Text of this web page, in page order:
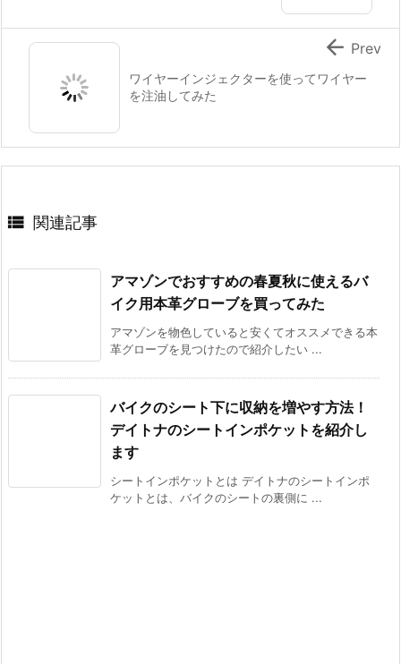
ワイヤーインジェクターを使ってワイヤー
を注油してみた
 Prev
 関連記事
アマゾンでおすすめの春夏秋に使えるバ
イク用本革グローブを買ってみた
アマゾンを物色していると安くてオススメできる本
革グローブを見つけたので紹介したい ...
バイクのシート下に収納を増やす方法！
デイトナのシートインポケットを紹介し
ます
シートインポケットとは デイトナのシートインポ
ケットとは、バイクのシートの裏側に ...